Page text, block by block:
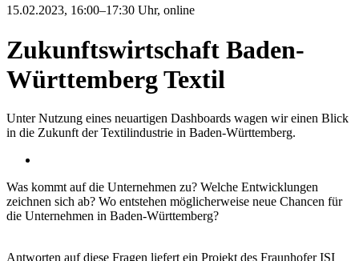
15.02.2023, 16:00–17:30 Uhr, online
Zukunftswirtschaft Baden-
Württemberg Textil
Unter Nutzung eines neuartigen Dashboards wagen wir einen Blick
in die Zukunft der Textilindustrie in Baden-Württemberg.
Was kommt auf die Unternehmen zu? Welche Entwicklungen
zeichnen sich ab? Wo entstehen möglicherweise neue Chancen für
die Unternehmen in Baden-Württemberg?
Antworten auf diese Fragen liefert ein Projekt des Fraunhofer ISI